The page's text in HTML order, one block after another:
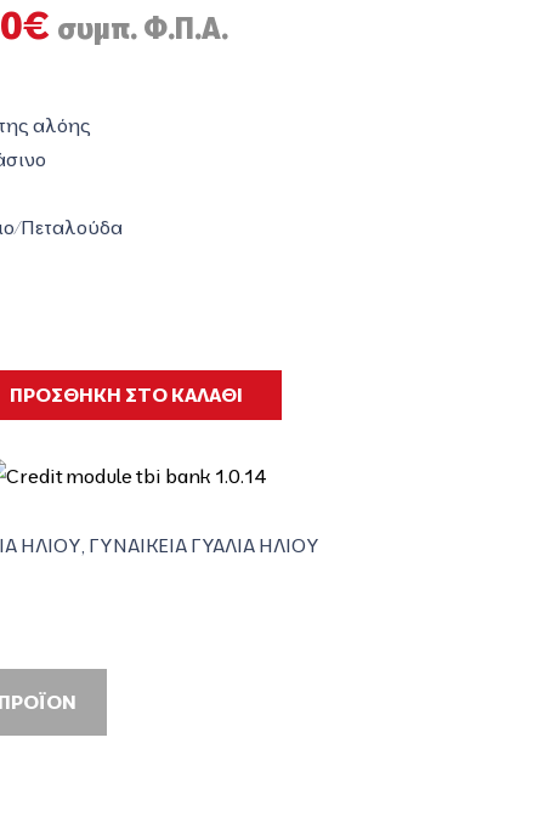
€ Η
τρέχουσα
είναι:
συμπ. Φ.Π.Α.
αλόης
Πεταλούδα
ΠΡΟΣΘΗΚΗ ΣΤΟ ΚΑΛΑΘΙ
ΗΛΙΟΥ, ΓΥΝΑΙΚΕΙΑ ΓΥΑΛΙΑ ΗΛΙΟΥ